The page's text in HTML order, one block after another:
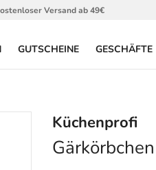
Versand ab 49€
GUTSCHEINE GESCHÄFTE
Küchenprofi